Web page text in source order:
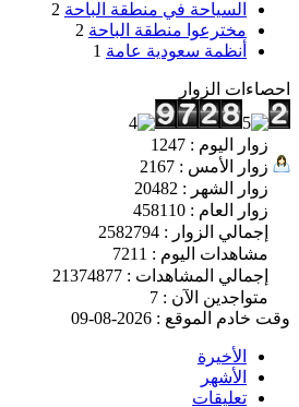
السياحة في منطقة الباحة 2
مخترعوا منطقة الباحة 2
أنظمة سعودية عامة 1
احصاءات الزوار
زوار اليوم : 1247
زوار الأمس : 2167
زوار الشهر : 20482
زوار العام : 458110
إجمالي الزوار : 2582794
مشاهدات اليوم : 7211
إجمالي المشاهدات : 21374877
متواجدين الآن : 7
وقت خادم الموقع : 2026-08-09
الأخيرة
الأشهر
تعليقات